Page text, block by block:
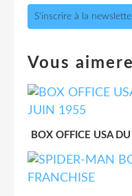
S'inscrire à la
Vous
BOX OFFICE USA